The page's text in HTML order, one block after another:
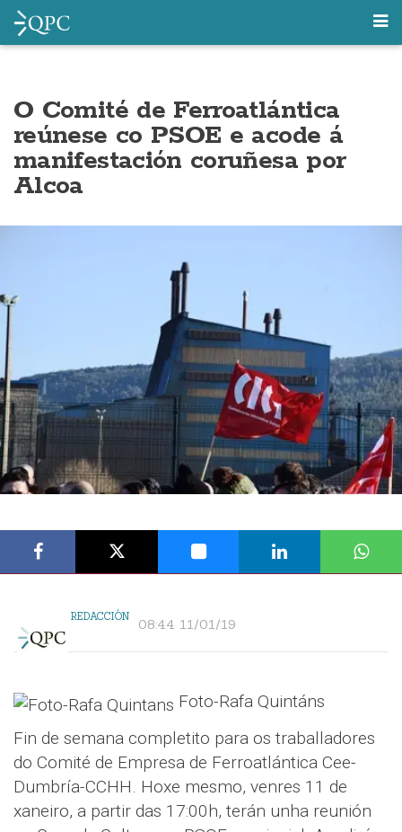
O Comité de Ferroatlántica
reúnese co PSOE e acode á
manifestación coruñesa por
Alcoa
REDACCIÓN 08:44 11/01/19
Foto-Rafa Quintáns
Fin de semana completito para os traballadores
do Comité de Empresa de Ferroatlántica Cee-
Dumbría-CCHH. Hoxe mesmo, venres 11 de
xaneiro, a partir das 17:00h, terán unha reunión